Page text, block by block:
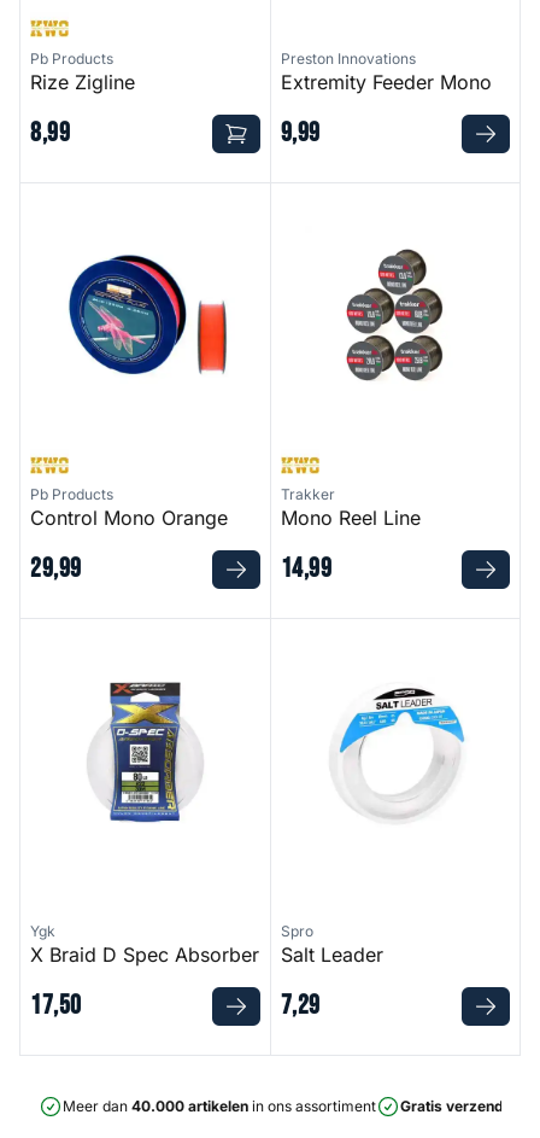
Pb Products
Rize Zigline
8,99
Preston Innovations
Extremity Feeder Mono
9,99
Pb Products
Control Mono Orange
29,99
Trakker
Mono Reel Line
14,99
Ygk
X Braid D Spec Absorber
17,50
Spro
Salt Leader
7,29
Meer dan 40.000 artikelen in ons assortiment Gratis verzending